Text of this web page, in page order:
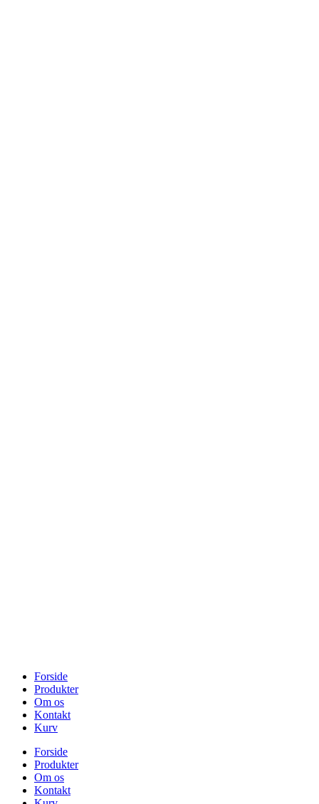
Forside
Produkter
Om os
Kontakt
Kurv
Forside
Produkter
Om os
Kontakt